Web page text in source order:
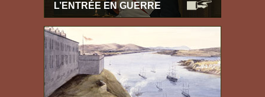
L’ENTRÉE EN GUERRE